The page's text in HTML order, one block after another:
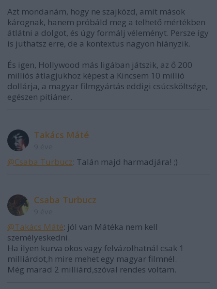
Azt mondanám, hogy ne szajkózd, amit mások
kárognak, hanem próbáld meg a telhető mértékben
átlátni a dolgot, és úgy formálj véleményt. Persze így
is juthatsz erre, de a kontextus nagyon hiányzik.
És igen, Hollywood más ligában játszik, az ő 200
milliós átlagjukhoz képest a Kincsem 10 millió
dollárja, a magyar filmgyártás eddigi csúcsköltsége,
egészen pitiáner.
Takács Máté
@Csaba Turbucz: Talán majd harmadjára! ;)
Csaba Turbucz
@Takács Máté: jól van Mátéka nem kell
személyeskedni.
Ha ilyen kurva okos vagy felvázolhatnál csak 1
milliárdot,h mire mehet egy magyar filmnél.
Még marad 2 milliárd,szóval rendes voltam.